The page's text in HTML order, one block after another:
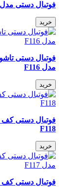
فوتبال دستی مدل F119
فوتبال دستی تاشو
فوتبال دستی کف
فوتبال دستی کف